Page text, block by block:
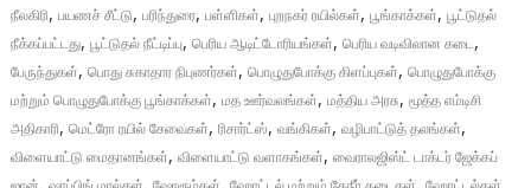
நீலகிரி,பயணச் சீட்டு,பரிந்துரை,பள்ளிகள்,புறநகர் ரயில்கள்,பூங்காக்கள்,பூட்டுதல்
நீக்கப்பட்டது,பூட்டுதல் நீட்டிப்பு,பெரிய ஆடிட்டோரியங்கள்,பெரிய வடிவிலான கடை,
பேருந்துகள்,பொது சுகாதார நிபுணர்கள்,பொழுதுபோக்கு கிளப்புகள்,பொழுதுபோக்கு
மற்றும் பொழுதுபோக்கு பூங்காக்கள்,மத ஊர்வலங்கள்,மத்திய அரசு,மூத்த எம்டிசி
அதிகாரி,மெட்ரோ ரயில் சேவைகள்,ரிசார்ட்ஸ்,வங்கிகள்,வழிபாட்டுத் தலங்கள்,
விளையாட்டு மைதானங்கள்,விளையாட்டு வளாகங்கள்,வைராலஜிஸ்ட் டாக்டர் ஜேக்கப்
, , , ,